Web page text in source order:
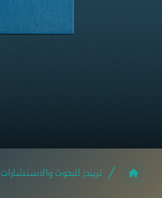
تريندز للبحوث والاستشارات